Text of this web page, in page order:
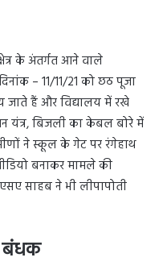
के अंतर्गत आने वाले
– 11/11/21 को छठ पूजा
हैं और विद्यालय में रखे
यंत्र, बिजली का केबल बोरे में
ने स्कूल के गेट पर रंगेहाथ
बनाकर मामले की
साहब ने भी लीपापोती
बंधक